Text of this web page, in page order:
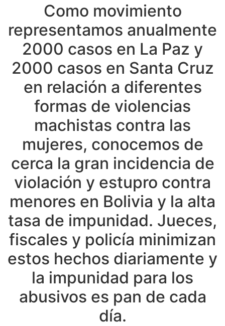
Como movimiento
representamos anualmente
2000 casos en La Paz y
2000 casos en Santa Cruz
en relación a diferentes
formas de violencias
machistas contra las
mujeres, conocemos de
cerca la gran incidencia de
violación y estupro contra
menores en Bolivia y la alta
tasa de impunidad. Jueces,
fiscales y policía minimizan
estos hechos diariamente y
la impunidad para los
abusivos es pan de cada
día.